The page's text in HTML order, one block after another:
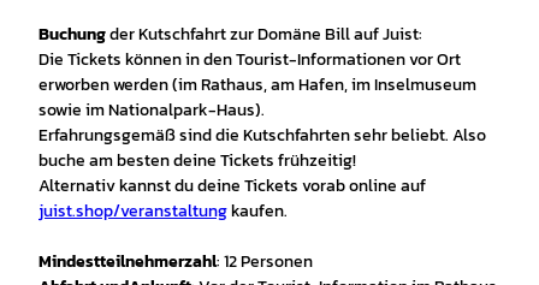
Buchungder Kutschfahrt zur Domäne Bill auf Juist:
Die Tickets können in den Tourist-Informationen vor Ort
erworben werden (im Rathaus, am Hafen, im Inselmuseum
sowie im Nationalpark-Haus).
Erfahrungsgemäß sind die Kutschfahrten sehr beliebt. Also
buche am besten deine Tickets frühzeitig!
Alternativ kannst du deine Tickets vorab online auf
juist.shop/veranstaltungkaufen.
Mindestteilnehmerzahl: 12 Personen